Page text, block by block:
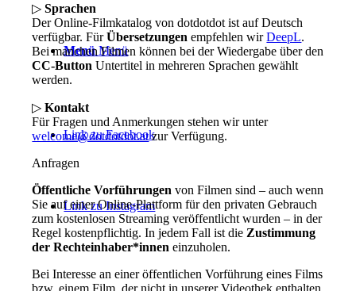
Menü Menü
Link zu Facebook
Link zu Instagram
▷Sprachen
Der Online-Filmkatalog von dotdotdot ist auf Deutsch
verfügbar. FürÜbersetzungen empfehlen wirDeepL.
Bei manchen Filmen können bei der Wiedergabe über den
CC-Button Untertitel in mehreren Sprachen gewählt
werden.
▷Kontakt
Für Fragen und Anmerkungen stehen wir unter
welcome@dotdotdot.atzur Verfügung.
Anfragen
Öffentliche Vorführungenvon Filmen sind – auch wenn
Sie auf einer Online-Plattform für den privaten Gebrauch
zum kostenlosen Streaming veröffentlicht wurden – in der
Regel kostenpflichtig. In jedem Fall ist die Zustimmung
der Rechteinhaber*innen einzuholen.
Bei Interesse an einer öffentlichen Vorführung eines Films
bzw. einem Film, der nicht in unserer Videothek enthalten